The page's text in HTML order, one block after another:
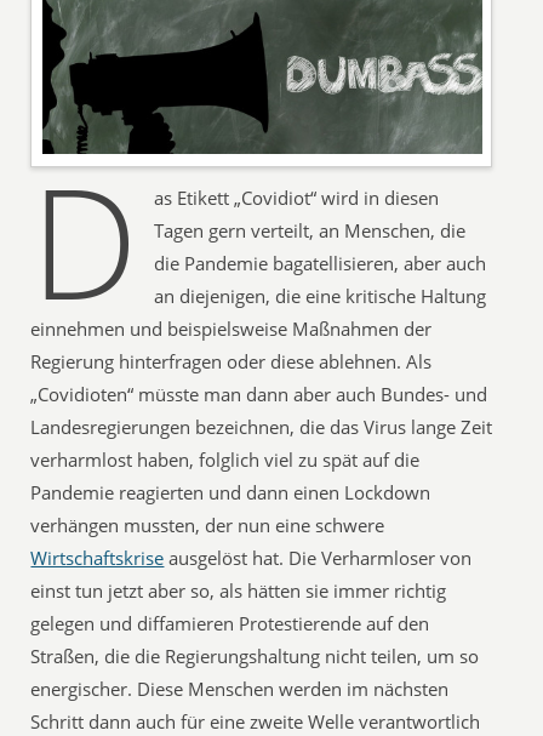
D
as Etikett „Covidiot“ wird in diesen
Tagen gern verteilt, an Menschen, die
die Pandemie bagatellisieren, aber auch
an diejenigen, die eine kritische Haltung
einnehmen und beispielsweise Maßnahmen der
Regierung hinterfragen oder diese ablehnen. Als
„Covidioten“ müsste man dann aber auch Bundes- und
Landesregierungen bezeichnen, die das Virus lange Zeit
verharmlost haben, folglich viel zu spät auf die
Pandemie reagierten und dann einen Lockdown
verhängen mussten, der nun eine schwere
Wirtschaftskrise ausgelöst hat. Die Verharmloser von
einst tun jetzt aber so, als hätten sie immer richtig
gelegen und diffamieren Protestierende auf den
Straßen, die die Regierungshaltung nicht teilen, um so
energischer. Diese Menschen werden im nächsten
Schritt dann auch für eine zweite Welle verantwortlich